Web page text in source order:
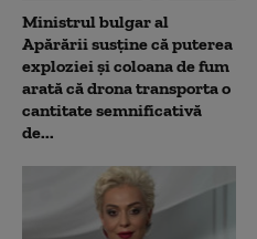
Ministrul bulgar al
Apărării susține că puterea
exploziei și coloana de fum
arată că drona transporta o
cantitate semnificativă
de...